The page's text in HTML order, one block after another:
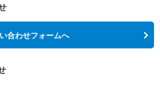
合わせフォームへ